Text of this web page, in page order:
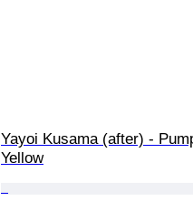
Yayoi Kusama (after) -
Yellow